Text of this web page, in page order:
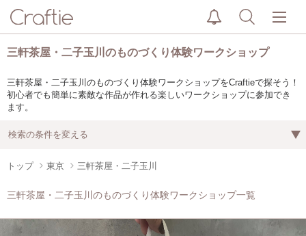
三軒茶屋・二子玉川のものづくり体験ワークショップ
三軒茶屋・二子玉川のものづくり体験ワークショップをCraftieで探そう！
初心者でも簡単に素敵な作品が作れる楽しいワークショップに参加でき
ます。
検索の条件を変える
トップ 東京 三軒茶屋・二子玉川
三軒茶屋・二子玉川のものづくり体験ワークショップ一覧